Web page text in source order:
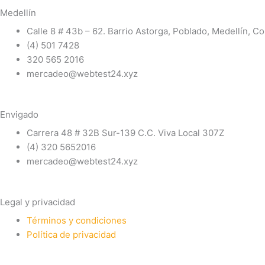
Medellín
Calle 8 # 43b – 62. Barrio Astorga, Poblado, Medellín,
(4) 501 7428
320 565 2016
mercadeo@webtest24.xyz
Envigado
Carrera 48 # 32B Sur-139 C.C. Viva Local 307Z
(4) 320 5652016
mercadeo@webtest24.xyz
Legal y privacidad
Términos y condiciones
Política de privacidad